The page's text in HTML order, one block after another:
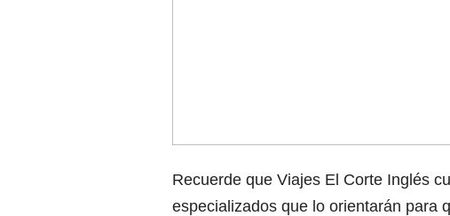
Recuerde que Viajes El Corte Inglés
especializados que lo orientarán para